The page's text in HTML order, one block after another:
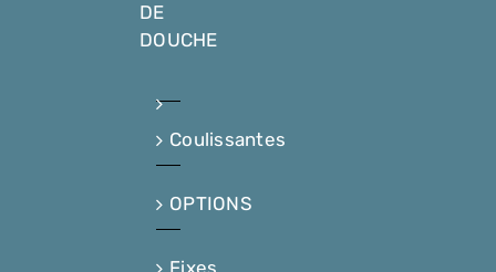
DE
DOUCHE
Coulissantes
OPTIONS